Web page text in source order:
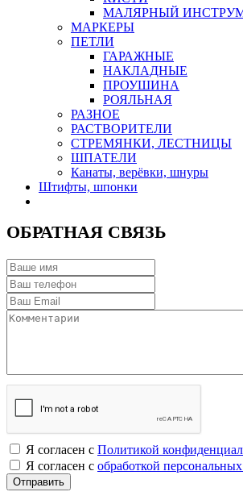
МАЛЯРНЫЙ
МАРКЕРЫ
ПЕТЛИ
ГАРАЖНЫЕ
НАКЛАДНЫЕ
ПРОУШИНА
РОЯЛЬНАЯ
РАЗНОЕ
РАСТВОРИТЕЛИ
СТРЕМЯНКИ, ЛЕСТНИЦЫ
ШПАТЕЛИ
Канаты, верёвки, шнуры
Штифты, шпонки
ОБРАТНАЯ СВЯЗЬ
Я согласен с Политикой
Я согласен с обработкой